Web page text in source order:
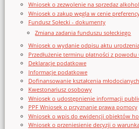
Wniosek o zezwolenie na sprzedaz
Wniosek o zakup węgla w cenie
Fundusz Sołecki - dokumenty
Zmiana zadania funduszu sołeckiego
Wniosek o wydanie odpisu aktu
Przedłużenie terminu płatności z powodu
Deklaracje podatkowe
Informacje podatkowe
Dofinansowanie kształcenia
Kwestonariusz osobowy
Wniosek o udostępnienie informacji
PPF Wniosek o przyznanie prawa pomocy
Wniosek o wpis do ewidencji obiektów
Wniosek o przeniesienie decyzji o